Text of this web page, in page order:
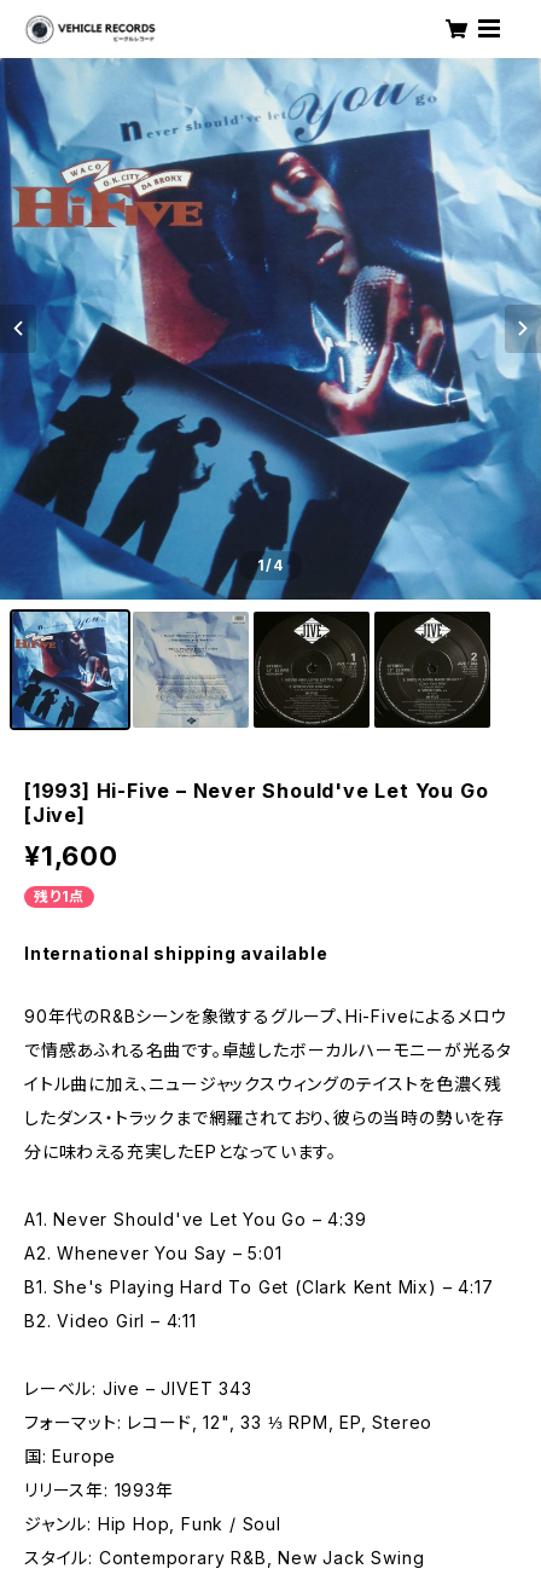
1/4
[1993] Hi-Five – Never Should've Let You Go
[Jive]
¥1,600
残り1点
International shipping available
90年代のR&Bシーンを象徴するグループ、Hi-Fiveによるメロウ
で情感あふれる名曲です。卓越したボーカルハーモニーが光るタ
イトル曲に加え、ニュージャックスウィングのテイストを色濃く残
したダンス・トラックまで網羅されており、彼らの当時の勢いを存
分に味わえる充実したEPとなっています。
A1. Never Should've Let You Go – 4:39
A2. Whenever You Say – 5:01
B1. She's Playing Hard To Get (Clark Kent Mix) – 4:17
B2. Video Girl – 4:11
レーベル: Jive – JIVET 343
フォーマット: レコード, 12", 33 ⅓ RPM, EP, Stereo
国: Europe
リリース年: 1993年
ジャンル: Hip Hop, Funk / Soul
スタイル: Contemporary R&B, New Jack Swing